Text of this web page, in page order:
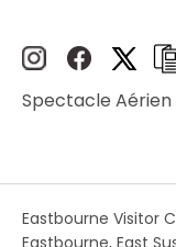
Spectacle Aérien
Eastbourne Visitor
Eastbourne, East